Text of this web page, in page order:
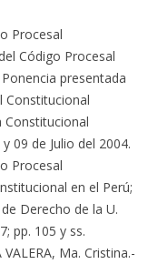
Procesal
Código Procesal
presentada
Constitucional
Constitucional
09 de Julio del 2004.
Procesal
en el Perú;
Derecho de la U.
pp. 105 y ss.
Ma. Cristina.-